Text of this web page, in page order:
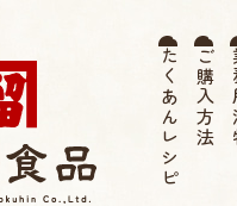
たくあんレシピご購入方法